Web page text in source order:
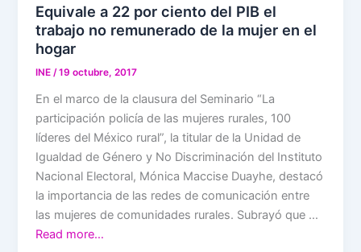
Equivale a 22 por ciento del PIB el
trabajo no remunerado de la mujer en el
hogar
INE/19 octubre, 2017
En el marco de la clausura del Seminario “La
participación policía de las mujeres rurales, 100
líderes del México rural”, la titular de la Unidad de
Igualdad de Género y No Discriminación del Instituto
Nacional Electoral, Mónica Maccise Duayhe, destacó
la importancia de las redes de comunicación entre
las mujeres de comunidades rurales. Subrayó que …
Read more…